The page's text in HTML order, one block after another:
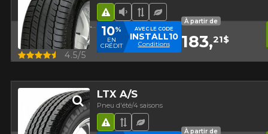
Faible niveau sonore
Bande de roulement
Pneu écologique
Hasard routier
Aperçu 4.5/5
10%
EN
CRÉDIT
AVEC LE CODE
INSTALL10
Conditions
À partir de
183,21$
LTX A/S
Pneu d'été/4 saisons
Bande de roulement
Pneu écologique
Hasard routier À partir de